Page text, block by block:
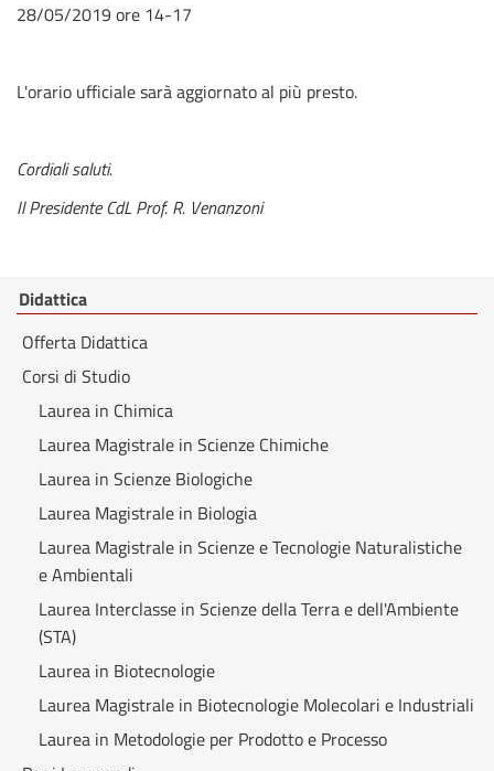
28/05/2019 ore 14-17
L'orario ufficiale sarà aggiornato al più presto.
Cordiali saluti.
Il Presidente CdL Prof. R. Venanzoni
Didattica
Offerta Didattica
Corsi di Studio
Laurea in Chimica
Laurea Magistrale in Scienze Chimiche
Laurea in Scienze Biologiche
Laurea Magistrale in Biologia
Laurea Magistrale in Scienze e Tecnologie Naturalistiche
e Ambientali
Laurea Interclasse in Scienze della Terra e dell'Ambiente
(STA)
Laurea in Biotecnologie
Laurea Magistrale in Biotecnologie Molecolari e Industriali
Laurea in Metodologie per Prodotto e Processo